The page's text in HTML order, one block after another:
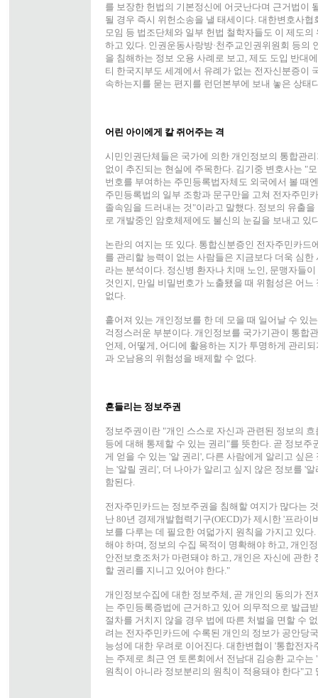
를 보장한 헌법의 기본정신에 어긋난다며 근거법이
될 경우 즉시 위헌소송을 낼 태세이다. 대한변호사
모임 등 법조단체와 일부 헌법 철학자들도 이 제도
하고 있다. 인권운동사랑방·천주교인권위원회 등의
을 침해하는 정보 오용 사례로 보고, 제도 도입 반대
티 한국지부도 세계에서 유례가 없는 전자신분증이
속하는지를 묻는 편지를 런던본부에 보내 놓은 상태
어린 아이에게 칼 쥐어주는 격
시민인권단체들은 국가에 의한 개인정보의 통합관
없이 추진되는 현실에 주목한다. 김기중 변호사는 "
번호를 부여하는 주민등록법자체도 외국에서 볼 때
주민등록법의 일부 조항과 문구만을 고쳐 전자주민
졸속임을 드러내는 것"이라고 말했다. 정보의 유출
로 개발중인 암호체제에도 불신의 눈길을 보내고 있
논란의 여지는 또 있다. 통합신분증인 전자주민카드
를 관리할 능력이 없는 사람들은 지금보다 더욱 심한
라는 분석이다. 정신병 환자나 치매 노인, 문맹자들
것인지, 만일 비밀번호가 노출됐을 때 위험성은 어
없다.
흩어져 있는 개인정보를 한 데 모을 때 일어날 수 있
걱정스러운 부분이다. 개인정보를 국가기관이 통합
언제, 어떻게, 어디에 활용하는 지가 투명하게 관리
과 오남용의 위험성을 배제할 수 없다.
흔들리는 정보주권
정보주권이란 "개인 스스로 자신과 관련된 정보의 흐
등에 대해 통제할 수 있는 권리"를 뜻한다. 곧 정보주
게 얻을 수 있는 '알 권리', 다른 사람에게 알리고 싶
는 '알릴 권리', 더 나아가 알리고 싶지 않은 정보를 '
함된다.
전자주민카드는 정보주권을 침해할 여지가 많다는
난 80년 경제개발협력기구(OECD)가 제시한 '프라이
보를 다루는 데 필요한 여덟가지 원칙을 가지고 있다
해야 하며, 정보의 수집 목적이 명확해야 하고, 개인
안전보호조처가 마련돼야 하고, 개인은 자신에 관한
할 권리를 지니고 있어야 한다."
개인정보수집에 대한 정보주체, 곧 개인의 동의가
는 주민등록증법에 근거하고 있어 의무적으로 발급
절차를 거치지 않을 경우 법에 따른 처벌을 면할 수
려는 전자주민카드에 수록된 개인의 정보가 공안당
능성에 대한 우려로 이어진다. 대한변협이 '통합전자
는 주제로 최근 연 토론회에서 전남대 김승환 교수
원칙이 아니라 정보분리의 원칙이 적용돼야 한다"고